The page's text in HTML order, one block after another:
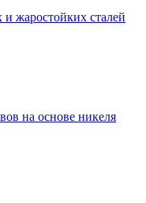
жаростойких сталей
на основе никеля